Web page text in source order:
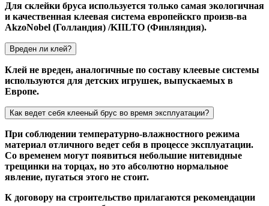
Для склейки бруса используется только самая экологичная
и качественная клеевая система европейскго произв-ва
AkzoNobel (Голландия) /KIILTO (Финляндия).
Вреден ли клей?
Клей не вреден, аналогичные по составу клеевые системы
используются для детских игрушек, выпускаемых в
Европе.
Как ведет себя клееный брус во время эксплуатации?
При соблюдении температурно-влажностного режима
материал отличного ведет себя в процессе эксплуатации.
Со временем могут появиться небольшие нитевидные
трещинки на торцах, но это абсолютно нормальное
явление, пугаться этого не стоит.
К договору на строительство прилагаются рекомендации